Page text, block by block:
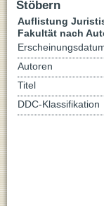
Stöbern
Auflistung
Fakultät nach
Autoren
Titel
DDC-Klassifikation